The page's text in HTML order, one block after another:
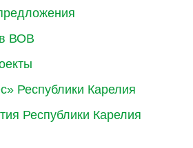
ВОВ
Республики Карелия
Республики Карелия